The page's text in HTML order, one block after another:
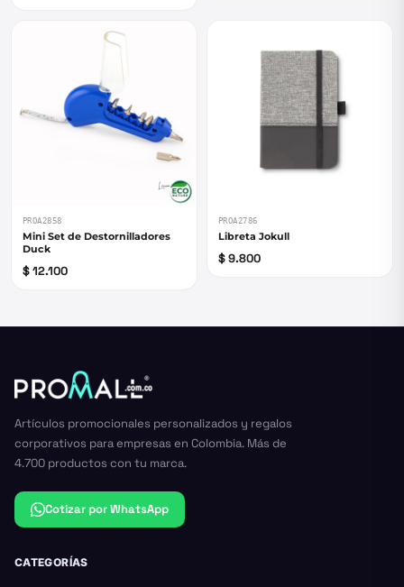
PROA2858
Mini Set de Destornilladores
Duck
$ 12.100
PROA2786
Libreta Jokull
$ 9.800
Artículos promocionales personalizados y regalos
corporativos para empresas en Colombia. Más de
4.700 productos con tu marca.
Cotizar por WhatsApp
CATEGORÍAS